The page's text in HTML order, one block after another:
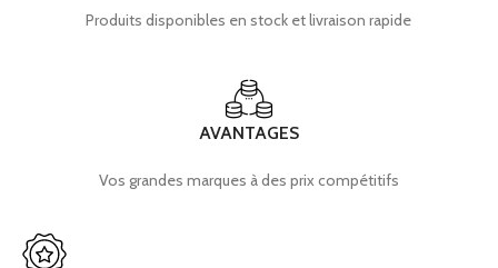
Produits disponibles en stock et livraison rapide
AVANTAGES
Vos grandes marques à des prix compétitifs